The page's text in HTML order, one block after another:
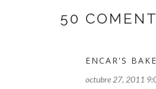
50
ENCAR'S
octubre 27, 2011